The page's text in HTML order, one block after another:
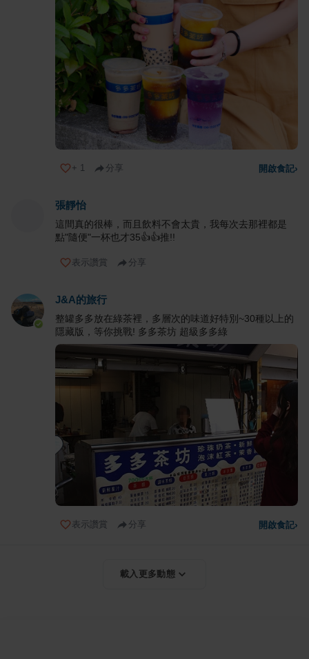
+ 1 分享 開啟食記›
張靜怡
這間真的很棒，而且飲料不會太貴，我每次去那裡都是
點"隨便"一杯也才35👍👍推!!
表示讚賞 分享
J&A的旅行
整罐多多放在綠茶裡，多層次的味道好特別~30種以上的
隱藏版，等你挑戰! 多多茶坊 超級多多綠
表示讚賞 分享 開啟食記›
載入更多動態